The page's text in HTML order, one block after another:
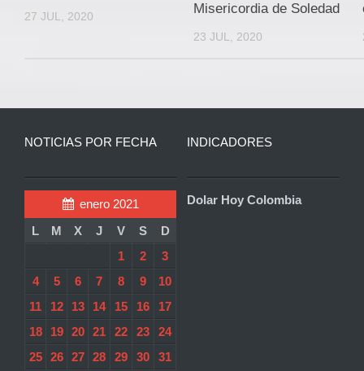
27 JUL, 2020
Misericordia de Soledad
23 JUL, 2020
NOTICIAS POR FECHA
enero 2021
L
M X J V S
D
1
2
3
4
5 6 7 8 9
10
11
12 13 14 15 16
17
18
19 20 21 22 23
24
25
26 27 28 29 30
31
INDICADORES
Dolar Hoy Colombia